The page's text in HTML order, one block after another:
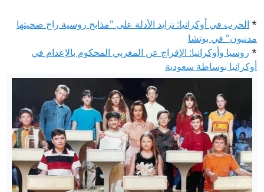
* الحرب في أوكرانيا: تزايد الأدلة على "مذابح روسية راح ضحيتها
مدنيون" في بوتشا
* روسيا وأوكرانيا: الإفراج عن المغربي المحكوم بالإعدام في
أوكرانيا بوساطة سعودية